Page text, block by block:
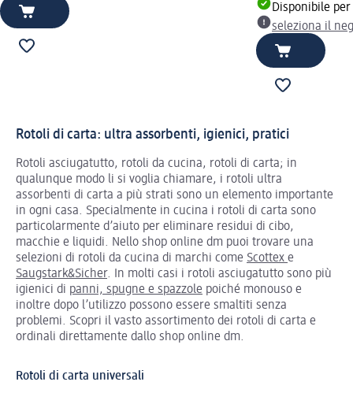
Disponibile
seleziona il
Rotoli di carta: ultra assorbenti, igienici, pratici
Rotoli asciugatutto, rotoli da cucina, rotoli di carta; in
qualunque modo li si voglia chiamare, i rotoli ultra
assorbenti di carta a più strati sono un elemento importante
in ogni casa. Specialmente in cucina i rotoli di carta sono
particolarmente d’aiuto per eliminare residui di cibo,
macchie e liquidi. Nello shop online dm puoi trovare una
selezioni di rotoli da cucina di marchi come Scottex e
Saugstark&Sicher. In molti casi i rotoli asciugatutto sono più
igienici di panni, spugne e spazzole poiché monouso e
inoltre dopo l’utilizzo possono essere smaltiti senza
problemi. Scopri il vasto assortimento dei rotoli di carta e
ordinali direttamente dallo shop online dm.
Rotoli di carta universali